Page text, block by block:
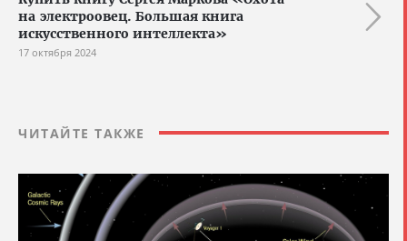
на электроовец. Большая книга
искусственного интеллекта»
17 октября 2024
ЧИТАЙТЕ ТАКЖЕ